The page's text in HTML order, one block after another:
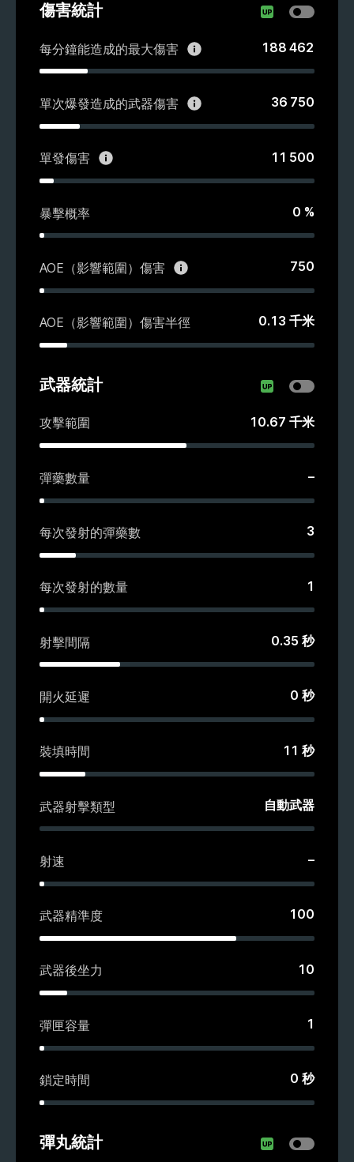
傷害統計
每分鐘能造成的最大傷害 188 462
單次爆發造成的武器傷害 36 750
單發傷害 11 500
暴擊概率 0 %
AOE（影響範圍）傷害 750
AOE（影響範圍）傷害半徑 0.13 千米
武器統計
攻擊範圍 10.67 千米
彈藥數量 –
每次發射的彈藥數 3
每次發射的數量 1
射擊間隔 0.35 秒
開火延遲 0 秒
裝填時間 11 秒
武器射擊類型 自動武器
射速 –
武器精準度 100
武器後坐力 10
彈匣容量 1
鎖定時間 0 秒
彈丸統計